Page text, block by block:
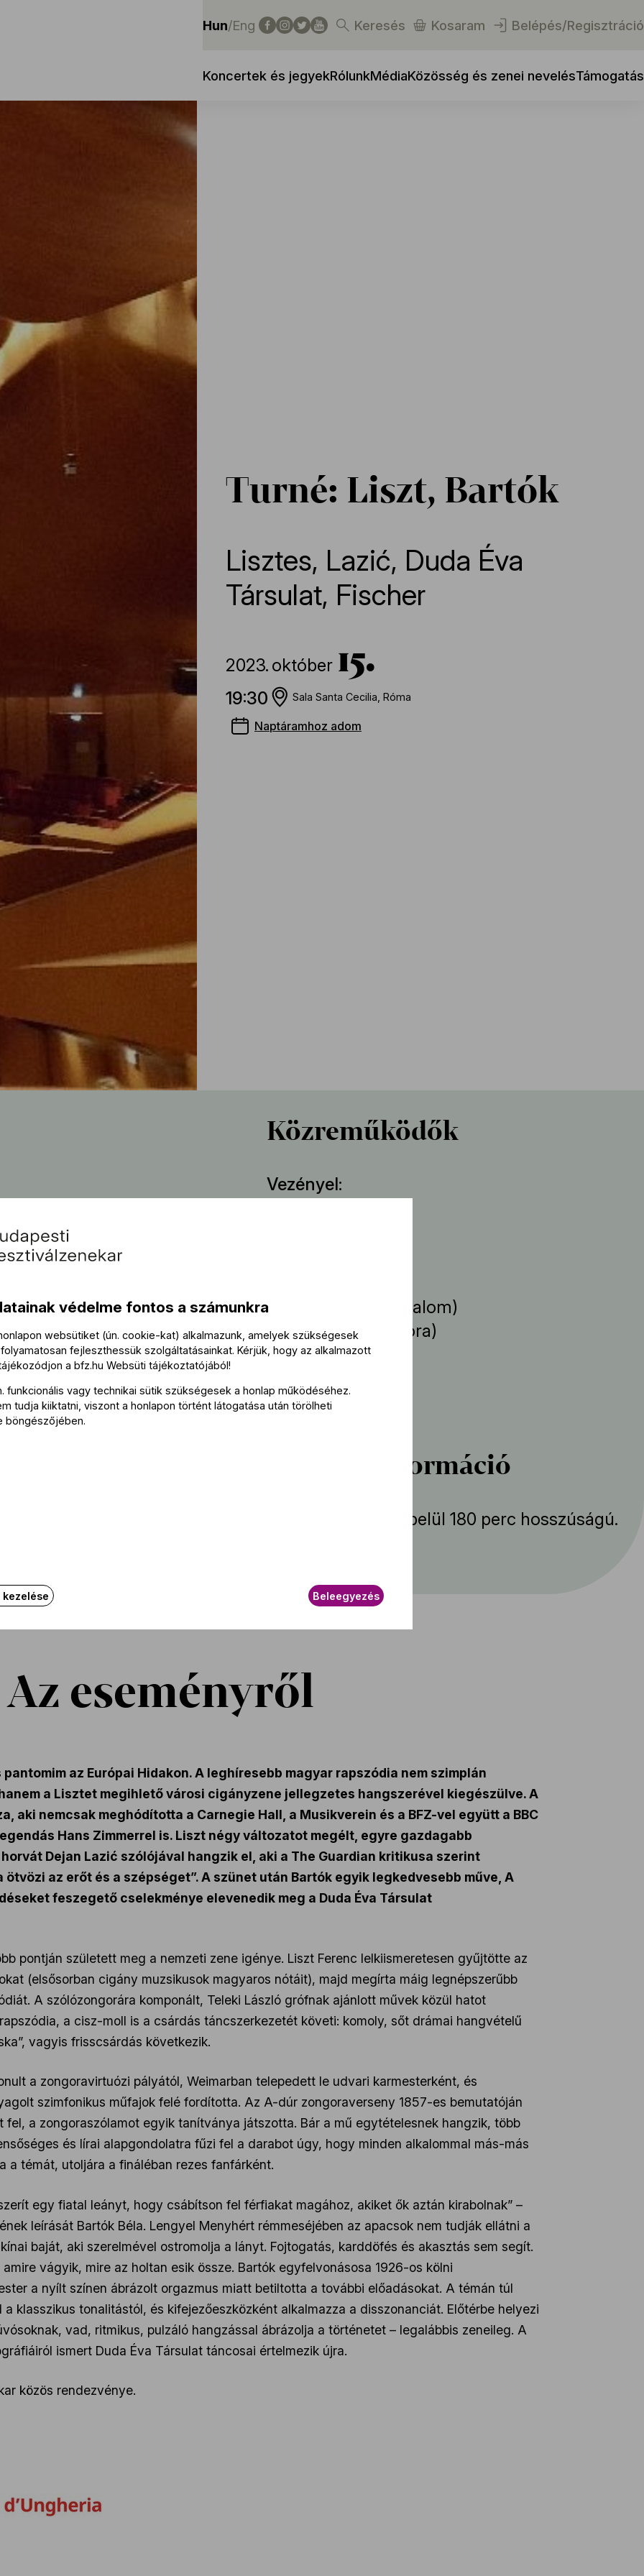
Hun/Eng Keresés Kosaram Belépés/Regisztráció
Koncertek és jegyekRólunkMédiaKözösség és zenei nevelésTámogatás
Turné: Liszt, Bartók
Lisztes, Lazić, Duda Éva
Társulat, Fischer
2023. október 15
19:30 Sala Santa Cecilia, Róma
Naptáramhoz adom
(→
előadás a Duda
Közreműködők
Vezényel
Lisztes Jenő
(cimbalom)
Dejan Lazić(zongora)
Duda Éva Társulat
További információ
Az esemény körülbelül 180 perc hosszúságú.
Az eseményről
az Európai Hidakon. A leghíresebb magyar rapszódia nem szimplán
a Lisztet megihlető városi cigányzene jellegzetes hangszerével kiegészülve. A
aki nemcsak meghódította a Carnegie Hall, a Musikverein és a BFZ-vel együtt a BBC
Hans Zimmerrel is. Liszt négy változatot megélt, egyre gazdagabb
Dejan Lazić szólójával hangzik el, aki a The Guardian kritikusa szerint
ötvözi az erőt és a szépséget”. A szünet után Bartók egyik legkedvesebb műve, A
feszegető cselekménye elevenedik meg a Duda Éva Társulat
pontján született meg a nemzeti zene igénye. Liszt Ferenc lelkiismeretesen gyűjtötte az
(elsősorban cigány muzsikusok magyaros nótáit), majd megírta máig legnépszerűbb
A szólózongorára komponált, Teleki László grófnak ajánlott művek közül hatot
a cisz-moll is a csárdás táncszerkezetét követi: komoly, sőt drámai hangvételű
vagyis frisscsárdás következik.
a zongoravirtuózi pályától, Weimarban telepedett le udvari karmesterként, és
szimfonikus műfajok felé fordította. Az A-dúr zongoraverseny 1857-es bemutatóján
fel, a zongoraszólamot egyik tanítványa játszotta. Bár a mű egytételesnek hangzik, több
és lírai alapgondolatra fűzi fel a darabot úgy, hogy minden alkalommal más-más
a témát, utoljára a fináléban rezes fanfárként.
egy fiatal leányt, hogy csábítson fel férfiakat magához, akiket ők aztán kirabolnak” –
leírását Bartók Béla. Lengyel Menyhért rémmeséjében az apacsok nem tudják ellátni a
baját, aki szerelmével ostromolja a lányt. Fojtogatás, karddöfés és akasztás sem segít.
vágyik, mire az holtan esik össze. Bartók egyfelvonásosa 1926-os kölni
a nyílt színen ábrázolt orgazmus miatt betiltotta a további előadásokat. A témán túl
klasszikus tonalitástól, és kifejezőeszközként alkalmazza a disszonanciát. Előtérbe helyezi
vad, ritmikus, pulzáló hangzással ábrázolja a történetet – legalábbis zeneileg. A
ismert Duda Éva Társulat táncosai értelmezik újra.
közös rendezvénye.
védelme fontos a számunkra
websütiket (ún. cookie-kat) alkalmazunk, amelyek szükségesek
fejleszthessük szolgáltatásainkat. Kérjük, hogy az alkalmazott
a bfz.hu Websüti tájékoztatójából!
funkcionális vagy technikai sütik szükségesek a honlap működéséhez.
tudja kiiktatni, viszont a honlapon történt látogatása után törölheti
böngészőjében.
Beleegyezés